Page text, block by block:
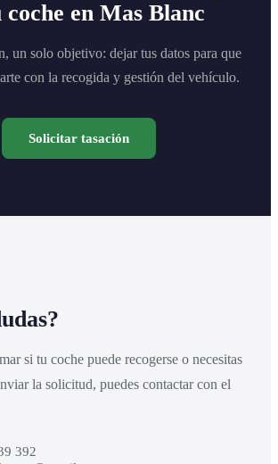
coche en Mas Blanc
un solo objetivo: dejar tus datos para que
con la recogida y gestión del vehículo.
Solicitar tasación
si tu coche puede recogerse o necesitas
la solicitud, puedes contactar con el
392